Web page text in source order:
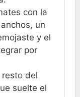
con la
un
y el
por
resto del
suelte el